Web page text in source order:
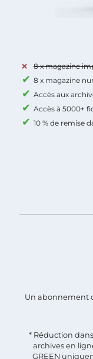
8 x magazine
8 x magazine
Accès aux
Accès à 5000+
10 % de remise
Un abonnement
* Réduction
archives en
GREEN